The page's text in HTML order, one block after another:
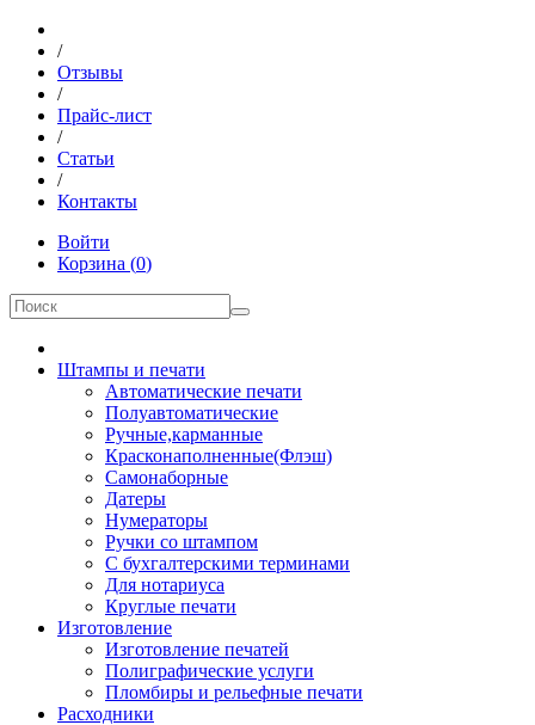
/
Отзывы
/
Прайс-лист
/
Статьи
/
Контакты
Войти
Корзина (0)
Штампы и печати
Автоматические печати
Полуавтоматические
Ручные,карманные
Красконаполненные(Флэш)
Самонаборные
Датеры
Нумераторы
Ручки со штампом
С бухгалтерскими терминами
Для нотариуса
Круглые печати
Изготовление
Изготовление печатей
Полиграфические услуги
Пломбиры и рельефные печати
Расходники